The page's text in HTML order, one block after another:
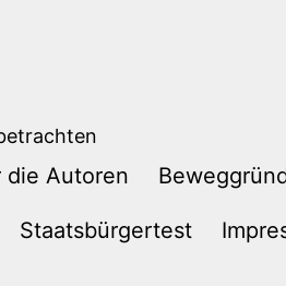
die Autoren
Staatsbürgertest